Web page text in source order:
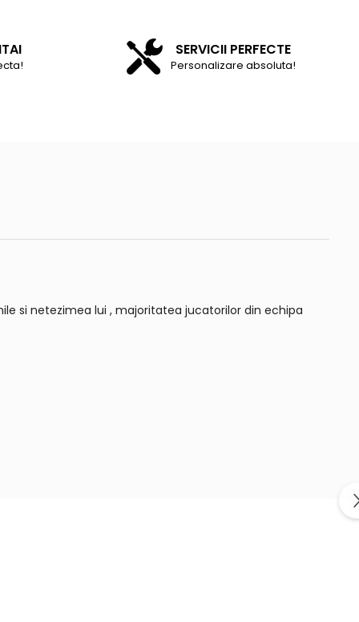
SERVICII PERFECTE
Personalizare absoluta!
si netezimea lui , majoritatea jucatorilor din echipa